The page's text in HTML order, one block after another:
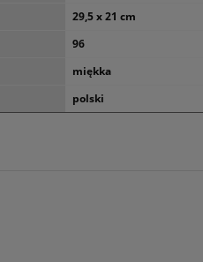
29,5 x 21 cm
96
miękka
polski